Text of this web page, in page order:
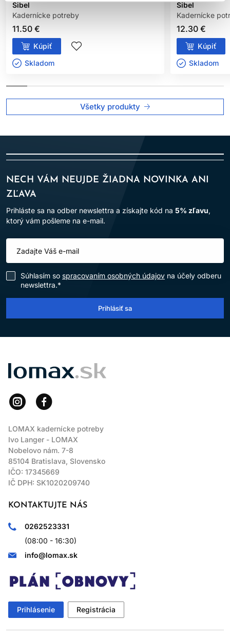
Sibel
Kadernícke potreby
11.50 €
Kúpiť
Skladom ㅤ
Sibel
Kadernícke
12.30 €
Kúpiť
Skladom ㅤ
Všetky produkty
NECH VÁM NEUJDE ŽIADNA NOVINKA ANI
ZĽAVA
Prihláste sa na odber newslettra a získajte kód na 5% zľavu,
ktorý vám pošleme na e-mail.
Súhlasím so spracovaním osobných údajov na účely odberu
newslettra.*
Prihlásiť sa
LOMAX
LOMAX kadernícke potreby
Ivo Langer - LOMAX
Nobelovo nám. 7-8
85104 Bratislava, Slovensko
IČO: 17345669
IČ DPH: SK1020209740
KONTAKTUJTE NÁS
0262523331
(08:00 - 16:30)
info@lomax.sk
Prihlásenie Registrácia